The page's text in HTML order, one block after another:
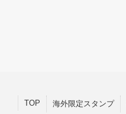
TOP 海外限定スタンプ